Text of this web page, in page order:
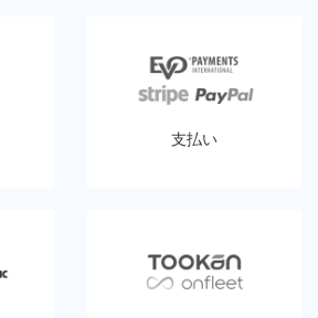
支払い